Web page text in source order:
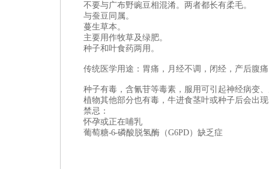
不要与广布野豌豆相混淆。两者都长有柔毛。
与蚕豆同属。
蔓生草本。
主要用作牧草及绿肥。
种子和叶食药两用。
传统医学用途：胃痛，月经不调，闭经，产后腹
种子有毒，含氰苷等毒素，服用可引起神经病变
植物其他部分也有毒，牛进食茎叶或种子后会出
禁忌：
怀孕或正在哺乳
葡萄糖- 6 -磷酸脱氢酶（G6PD）缺乏症